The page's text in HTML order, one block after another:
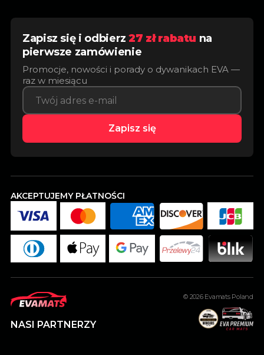
Zapisz się i odbierz27 zł rabatu na
pierwsze zamówienie
Promocje, nowości i porady o dywanikach EVA —
raz w miesiącu
Zapisz się
AKCEPTUJEMY PŁATNOŚCI
© 2026 Evamats Poland
NASI PARTNERZY